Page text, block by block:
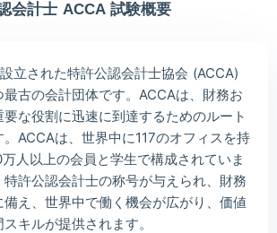
08/09 order ***
08/09 order ***
08/09 order ***
会計士 ACCA 試験概要
立された特許公認会計士協会 (ACCA)
古の会計団体です。ACCAは、財務お
な役割に迅速に到達するためのルート
ACCAは、世界中に117のオフィスを持
人以上の会員と学生で構成されていま
許公認会計士の称号が与えられ、財務
え、世界中で働く機会が広がり、価値
キルが提供されます。